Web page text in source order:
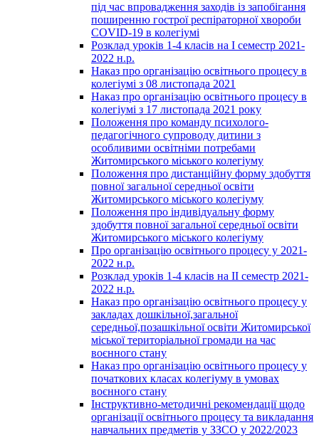
під час впровадження заходів із запобігання
поширенню гострої респіраторної хвороби
COVID-19 в колегіумі
Розклад уроків 1-4 класів на І семестр 2021-
2022 н.р.
Наказ про організацію освітнього процесу в
колегіумі з 08 листопада 2021
Наказ про організацію освітнього процесу в
колегіумі з 17 листопада 2021 року
Положення про команду психолого-
педагогічного супроводу дитини з
особливими освітніми потребами
Житомирського міського колегіуму
Положення про дистанційну форму здобуття
повної загальної середньої освіти
Житомирського міського колегіуму
Положення про індивідуальну форму
здобуття повної загальної середньої освіти
Житомирського міського колегіуму
Про організацію освітнього процесу у 2021-
2022 н.р.
Розклад уроків 1-4 класів на ІІ семестр 2021-
2022 н.р.
Наказ про організацію освітнього процесу у
закладах дошкільної,загальної
середньої,позашкільної освіти Житомирської
міської територіальної громади на час
воєнного стану
Наказ про організацію освітнього процесу у
початкових класах колегіуму в умовах
воєнного стану
Інструктивно-методичні рекомендації щодо
організації освітнього процесу та викладання
навчальних предметів у ЗЗСО у 2022/2023